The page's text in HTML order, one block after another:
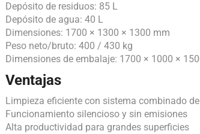
Depósito de residuos: 85 L
Depósito de agua: 40 L
Dimensiones: 1700 × 1300 × 1300 mm
Peso neto/bruto: 400 / 430 kg
Dimensiones de embalaje: 1700 × 1000 ×
Ventajas
Limpieza eficiente con sistema combinado
Funcionamiento silencioso y sin emisiones
Alta productividad para grandes superficies